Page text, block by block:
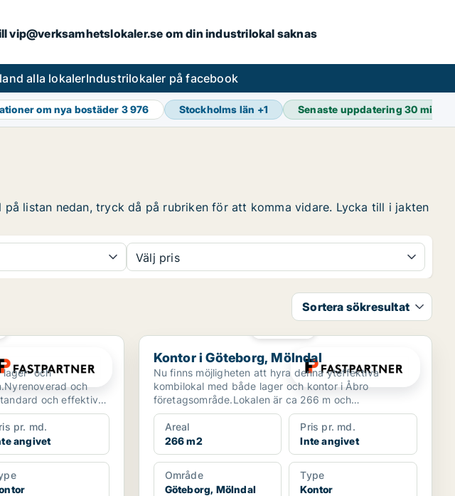
vip@verksamhetslokaler.se om din industrilokal saknas
alla lokalerIndustrilokaler på facebook
om nya bostäder 3 976 Stockholms län +1 Senaste uppdatering30 min
listan nedan, tryck då på rubriken för att komma vidare. Lycka till i jakten
Välj pris
Sortera sökresultat
lager- och
och
och effektiv
pr. md.
angivet
Kontor i Göteborg, Mölndal
Kontor i Göteborg, Mölndal
Nu finns möjligheten att hyra denna yteffektiva
kombilokal med både lager och kontor i Åbro
företagsområde.Lokalen är ca 266 m och
fönstersättningen i lokale...
Areal
266 m2
Pris pr. md.
Inte angivet
Område
Göteborg, Mölndal
Type
Kontor